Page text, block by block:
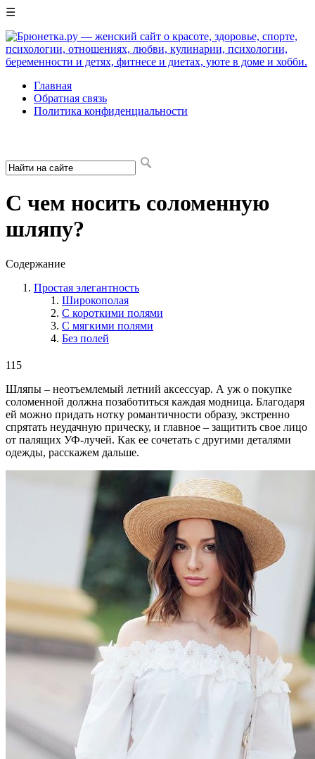
☰
Главная
Обратная связь
Политика конфиденциальности
С чем носить соломенную
шляпу?
Содержание
Простая элегантность
Широкополая
С короткими полями
С мягкими полями
Без полей
115
Шляпы – неотъемлемый летний аксессуар. А уж о покупке
соломенной должна позаботиться каждая модница. Благодаря
ей можно придать нотку романтичности образу, экстренно
спрятать неудачную прическу, и главное ‒ защитить свое лицо
от палящих УФ-лучей. Как ее сочетать с другими деталями
одежды, расскажем дальше.